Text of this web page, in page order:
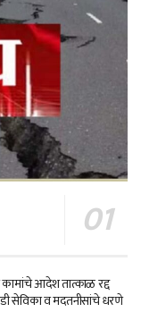
आदेश तात्काळ रद्द
सेविका व मदतनीसांचे धरणे